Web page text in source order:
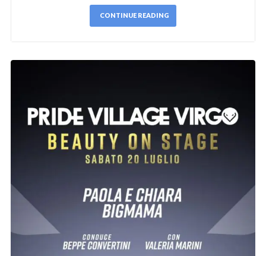
CONTINUE READING